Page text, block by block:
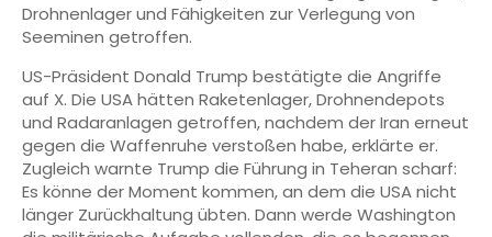
Drohnenlager und Fähigkeiten zur Verlegung von
Seeminen getroffen.
US-Präsident Donald Trump bestätigte die Angriffe
auf X. Die USA hätten Raketenlager, Drohnendepots
und Radaranlagen getroffen, nachdem der Iran erneut
gegen die Waffenruhe verstoßen habe, erklärte er.
Zugleich warnte Trump die Führung in Teheran scharf:
Es könne der Moment kommen, an dem die USA nicht
länger Zurückhaltung übten. Dann werde Washington